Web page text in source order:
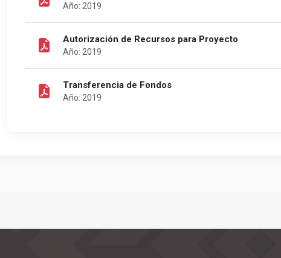
Año: 2019
Autorización de Recursos para Proyecto
Año: 2019
Transferencia de Fondos
Año: 2019